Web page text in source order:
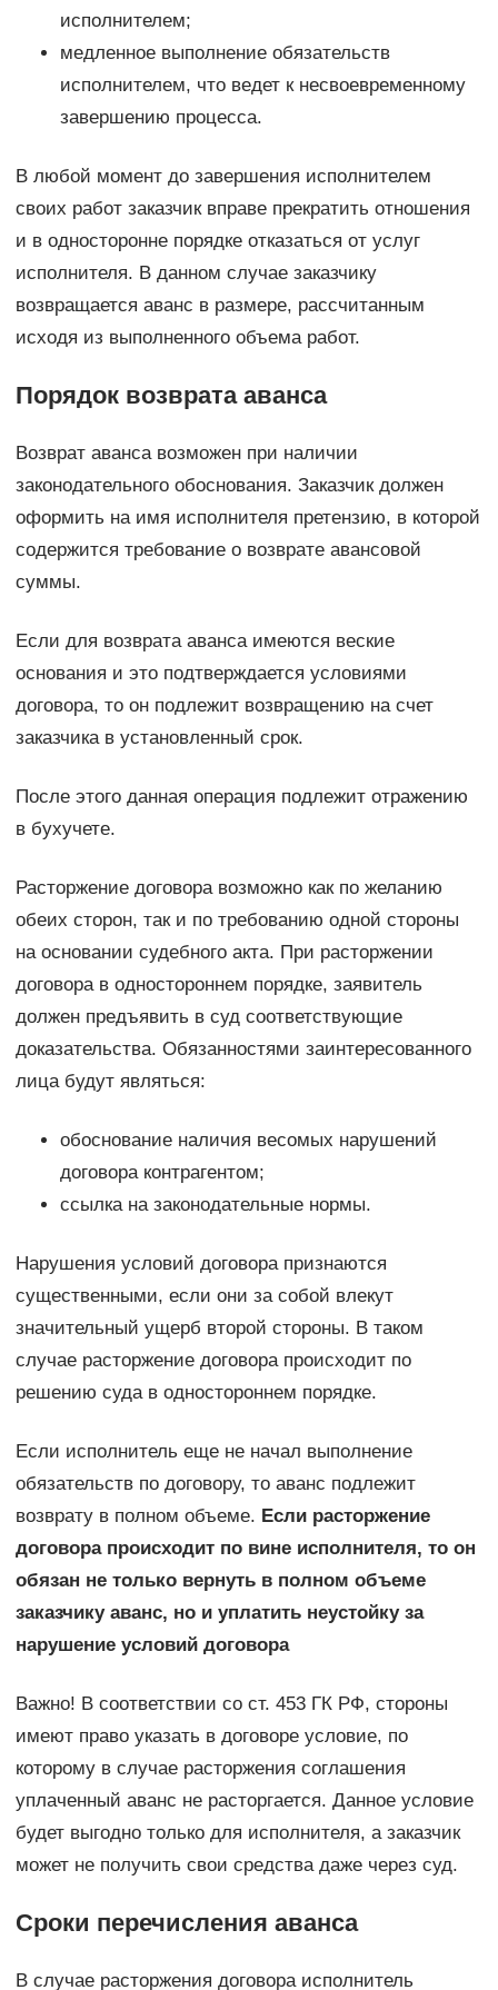
исполнителем;
медленное выполнение обязательств
исполнителем, что ведет к несвоевременному
завершению процесса.
В любой момент до завершения исполнителем
своих работ заказчик вправе прекратить отношения
и в односторонне порядке отказаться от услуг
исполнителя. В данном случае заказчику
возвращается аванс в размере, рассчитанным
исходя из выполненного объема работ.
Порядок возврата аванса
Возврат аванса возможен при наличии
законодательного обоснования. Заказчик должен
оформить на имя исполнителя претензию, в которой
содержится требование о возврате авансовой
суммы.
Если для возврата аванса имеются веские
основания и это подтверждается условиями
договора, то он подлежит возвращению на счет
заказчика в установленный срок.
После этого данная операция подлежит отражению
в бухучете.
Расторжение договора возможно как по желанию
обеих сторон, так и по требованию одной стороны
на основании судебного акта. При расторжении
договора в одностороннем порядке, заявитель
должен предъявить в суд соответствующие
доказательства. Обязанностями заинтересованного
лица будут являться:
обоснование наличия весомых нарушений
договора контрагентом;
ссылка на законодательные нормы.
Нарушения условий договора признаются
существенными, если они за собой влекут
значительный ущерб второй стороны. В таком
случае расторжение договора происходит по
решению суда в одностороннем порядке.
Если исполнитель еще не начал выполнение
обязательств по договору, то аванс подлежит
возврату в полном объеме. Если расторжение
договора происходит по вине исполнителя, то он
обязан не только вернуть в полном объеме
заказчику аванс, но и уплатить неустойку за
нарушение условий договора
Важно! В соответствии со ст. 453 ГК РФ, стороны
имеют право указать в договоре условие, по
которому в случае расторжения соглашения
уплаченный аванс не расторгается. Данное условие
будет выгодно только для исполнителя, а заказчик
может не получить свои средства даже через суд.
Сроки перечисления аванса
В случае расторжения договора исполнитель